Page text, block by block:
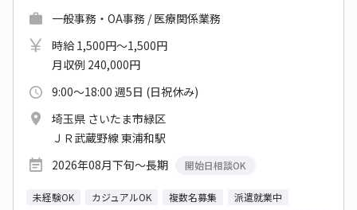
一般事務・OA事務 / 医療関係業務
時給 1,500円～1,500円
月収例 240,000円
9:00～18:00 週5日 (日祝休み)
埼玉県 さいたま市緑区
ＪＲ武蔵野線 東浦和駅
2026年08月下旬～長期
開始日相談OK
未経験OK カジュアルOK 複数名募集
派遣就業中